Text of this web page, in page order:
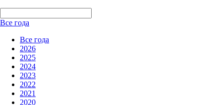
Все года
Все года
2026
2025
2024
2023
2022
2021
2020